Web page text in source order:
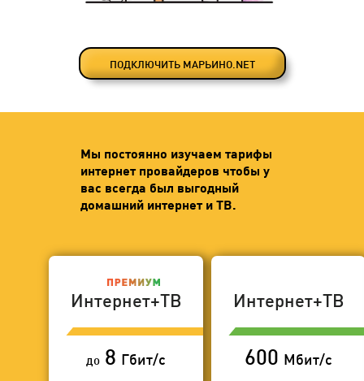
ПОДКЛЮЧИТЬ МАРЬИНО.NET
Мы постоянно изучаем тарифы
интернет провайдеров чтобы у
вас всегда был выгодный
домашний интернет и ТВ.
Интернет+ТВ
до 8 Гбит/с
Интернет+ТВ
600 Мбит/с